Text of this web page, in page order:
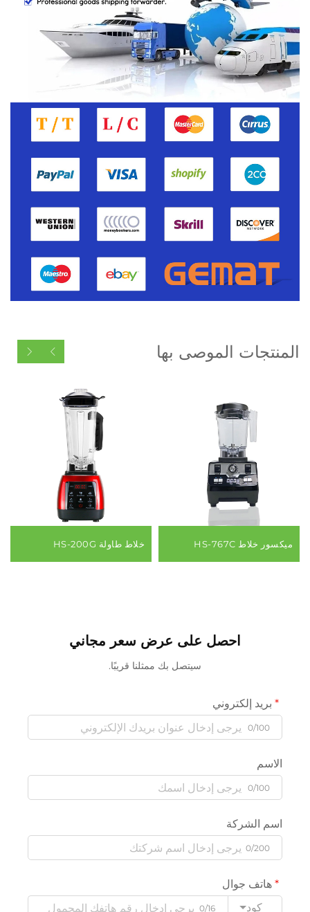
المنتجات الموصى بها
ميكسور خلاط HS-767C خلاط طاولة HS-200G
احصل على عرض سعر مجاني
سيتصل بك ممثلنا قريبًا.
بريد إلكتروني
0/100
الاسم
0/100
اسم الشركة
0/200
هاتف جوال
كود
0/16